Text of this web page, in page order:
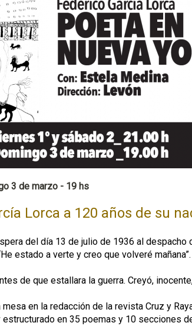
3 de marzo - 19 hs
Lorca a 120 años de su
del día 13 de julio de 1936 al despacho
estado a verte y creo que volveré mañana”.
de que estallara la guerra. Creyó,
en la redacción de la revista Cruz y
en 35 poemas y 10 secciones